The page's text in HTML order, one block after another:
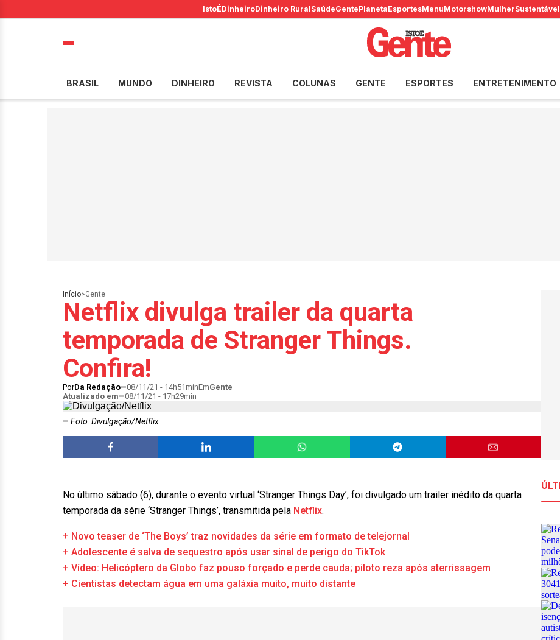
IstoÉDinheiroDinheiro RuralSaúdeGentePlanetaEsportesMenuMotorshowMulherSustentável
BRASIL MUNDO DINHEIRO REVISTA COLUNAS GENTE ESPORTES ENTRETENIMENTO
Início>Gente
Netflix divulga trailer da quarta
temporada de Stranger Things.
Confira!
PorDa Redação 08/11/21 - 14h51minEmGente
Atualizado em
08/11/21 - 17h29min
Foto: Divulgação/Netflix
No último sábado (6), durante o evento virtual ‘Stranger Things Day’, foi divulgado um trailer inédito da quarta
temporada da série ‘Stranger Things’, transmitida pela Netflix.
+ Novo teaser de ‘The Boys’ traz novidades da série em formato de telejornal
+ Adolescente é salva de sequestro após usar sinal de perigo do TikTok
+ Vídeo: Helicóptero da Globo faz pouso forçado e perde cauda; piloto reza após aterrissagem
+ Cientistas detectam água em uma galáxia muito, muito distante